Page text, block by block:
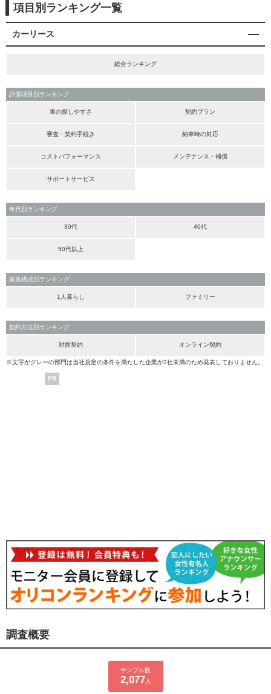
項目別ランキング一覧
カーリース
総合ランキング
評価項目別ランキング
車の探しやすさ 契約プラン
審査・契約手続き 納車時の対応
コストパフォーマンス メンテナンス・補償
サポートサービス
年代別ランキング
30代 40代
50代以上
家族構成別ランキング
1人暮らし ファミリー
契約方法別ランキング
対面契約 オンライン契約
※文字がグレーの部門は当社規定の条件を満たした企業が2社未満のため発表しておりません。
PR
調査概要
サンプル数
2,077 人